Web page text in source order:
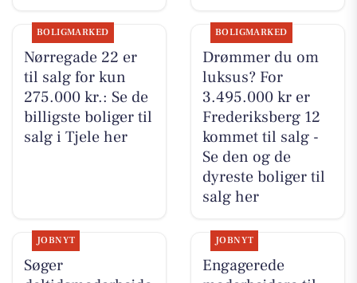
BOLIGMARKED
Nørregade 22 er
til salg for kun
275.000 kr.: Se de
billigste boliger til
salg i Tjele her
BOLIGMARKED
Drømmer du om
luksus? For
3.495.000 kr er
Frederiksberg 12
kommet til salg -
Se den og de
dyreste boliger til
salg her
JOBNYT
Søger
JOBNYT
Engagerede